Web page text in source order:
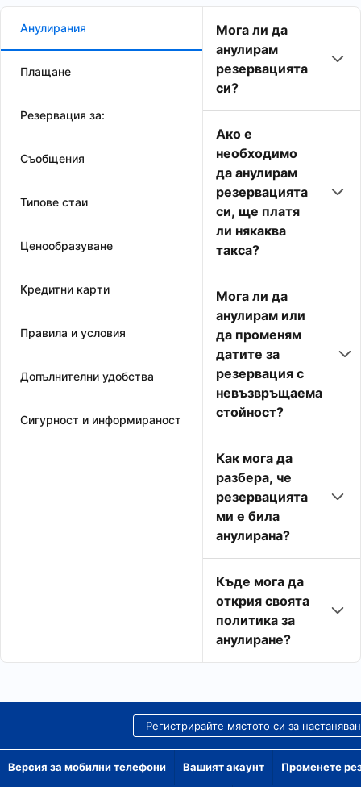
Анулирания
Плащане
Резервация за:
Съобщения
Типове стаи
Ценообразуване
Кредитни карти
Правила и условия
Допълнителни удобства
Сигурност и информираност
Мога ли да
анулирам
резервацията
си?
Ако е
необходимо
да анулирам
резервацията
си, ще платя
ли някаква
такса?
Мога ли да
анулирам или
да променям
датите за
резервация с
невъзвръщаема
стойност?
Как мога да
разбера, че
резервацията
ми е била
анулирана?
Къде мога да
открия своята
политика за
анулиране?
Регистрирайте мястото си за
Версия за мобилни телефони Вашият акаунт Променете